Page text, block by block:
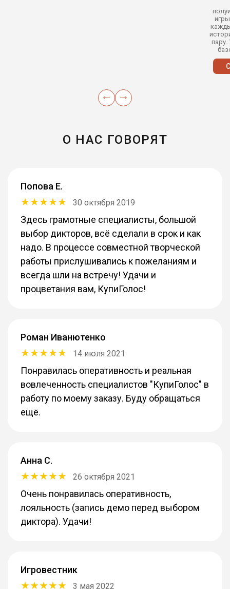
О НАС ГОВОРЯТ
Попова Е.
30 октября 2019
Здесь грамотные специалисты, большой
выбор дикторов, всё сделали в срок и как
надо. В процессе совместной творческой
работы прислушивались к пожеланиям и
всегда шли на встречу! Удачи и
процветания вам, КупиГолос!
Роман Иванютенко
14 июля 2021
Понравилась оперативность и реальная
вовлеченность специалистов "КупиГолос" в
работу по моему заказу. Буду обращаться
ещё.
Анна С.
26 октября 2021
Очень понравилась оперативность,
лояльность (запись демо перед выбором
диктора). Удачи!
Игровестник
3 мая 2022